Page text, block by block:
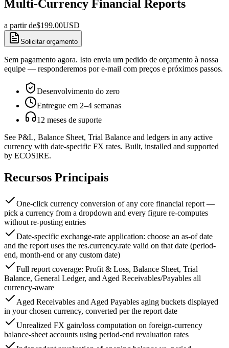
Multi-Currency Financial Reports
a partir de$199.00USD
Solicitar orçamento
Sem pagamento agora. Isto envia um pedido de orçamento à nossa
equipe — responderemos por e-mail com preços e próximos passos.
Desenvolvimento do zero
Entregue em 2–4 semanas
12 meses de suporte
See P&L, Balance Sheet, Trial Balance and ledgers in any active
currency with date-specific FX rates. Built, installed and supported
by ECOSIRE.
Recursos Principais
One-click currency conversion of any core financial report —
pick a currency from a dropdown and every figure re-computes
without re-posting entries
Date-specific exchange-rate application: choose an as-of date
and the report uses the res.currency.rate valid on that date (period-
end, month-end or any custom date)
Full report coverage: Profit & Loss, Balance Sheet, Trial
Balance, General Ledger, and Aged Receivables/Payables all
currency-aware
Aged Receivables and Aged Payables aging buckets displayed
in your chosen currency, converted per the report date
Unrealized FX gain/loss computation on foreign-currency
balance-sheet accounts using period-end revaluation rates